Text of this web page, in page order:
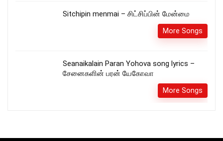
Sitchipin menmai – சிட்சிப்பின் மேன்மை
More Songs
Seanaikalain Paran Yohova song lyrics –
சேனைகளின் பரன் யேகோவா
More Songs